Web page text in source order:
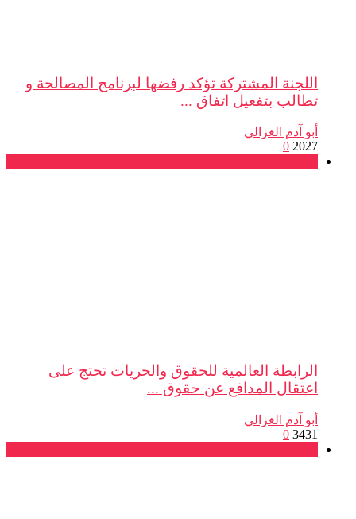
اللجنة المشتركة تؤكد رفضها لبرنامج المصالحة و
تطالب بتفعيل اتفاق ...
أبو آدم الغزالي
2027
0
الرابطة العالمية للحقوق والحريات تحتج على
اعتقال المدافع عن حقوق ...
أبو آدم الغزالي
3431
0